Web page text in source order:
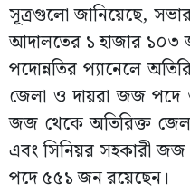
সূত্রগুলো জানিয়েছে,
আদালতের ১ হাজার ১০৩
পদোন্নতির প্যানেলে
জেলা ও দায়রা জজ পদে
জজ থেকে অতিরিক্ত
এবং সিনিয়র সহকারী
পদে ৫৫১ জন রয়েছেন।